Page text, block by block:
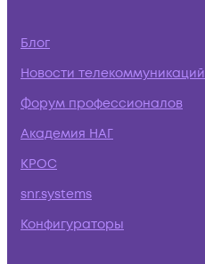
Блог
Новости телекоммуникаций
Форум профессионалов
Академия НАГ
КРОС
snr.systems
Конфигураторы